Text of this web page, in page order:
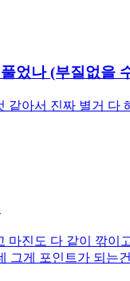
었나 (부질없을
같아서 진짜 별거 다
마진도 다 같이 깎
그게 포인트가 되는